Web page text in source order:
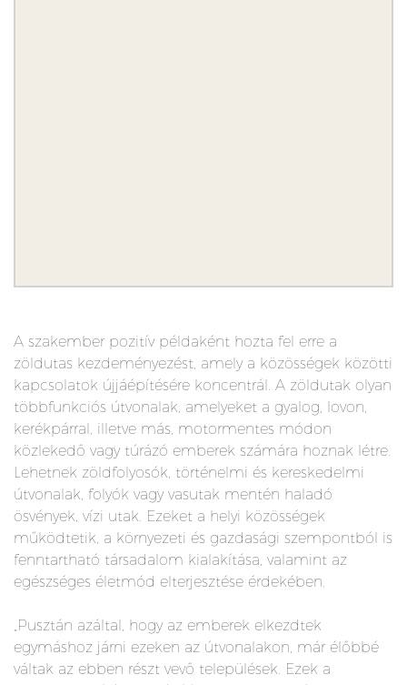
A szakember pozitív példaként hozta fel erre a
zöldutas kezdeményezést, amely a közösségek közötti
kapcsolatok újjáépítésére koncentrál. A zöldutak olyan
többfunkciós útvonalak, amelyeket a gyalog, lovon,
kerékpárral, illetve más, motormentes módon
közlekedő vagy túrázó emberek számára hoznak létre.
Lehetnek zöldfolyosók, történelmi és kereskedelmi
útvonalak, folyók vagy vasutak mentén haladó
ösvények, vízi utak. Ezeket a helyi közösségek
működtetik, a környezeti és gazdasági szempontból is
fenntartható társadalom kialakítása, valamint az
egészséges életmód elterjesztése érdekében.
„Pusztán azáltal, hogy az emberek elkezdtek
egymáshoz járni ezeken az útvonalakon, már élőbbé
váltak az ebben részt vevő települések. Ezek a